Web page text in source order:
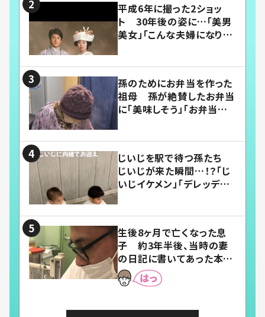
平成6年に撮った2ショッ
ト 30年後の姿に…「美男
美女」「こんな夫婦になりた
孫のためにお弁当を作った
祖母 孫が絶賛したお弁当
に「美味しそう」「お弁当すご
じいじを駅で待つ孫たち
じいじが来た瞬間…！？「じ
いじイケメン」「デレッデレ」
生後8ヶ月で亡くなった息
子 約3年半後、当時の妻
の日記に書いてあった本音
とは